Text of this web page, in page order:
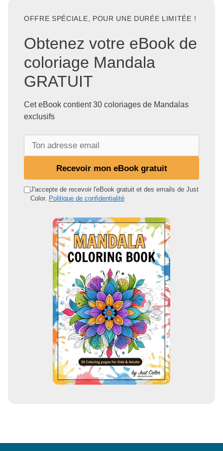
OFFRE SPÉCIALE, POUR UNE DURÉE LIMITÉE !
Obtenez votre eBook de
coloriage Mandala
GRATUIT
Cet eBook contient 30 coloriages de Mandalas
exclusifs
d
Recevoir mon eBook gratuit
J'accepte de recevoir l'eBook gratuit et des emails de Just
Color. Politique de confidentialité